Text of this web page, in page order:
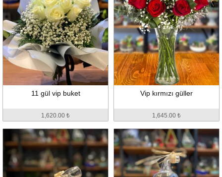
11 gül vip buket
1,620.00 ₺
Vip kırmızı güller
1,645.00 ₺